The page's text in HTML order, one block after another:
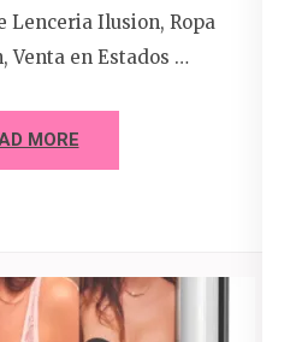
Lenceria Ilusion, Ropa
Venta en Estados …
MORE